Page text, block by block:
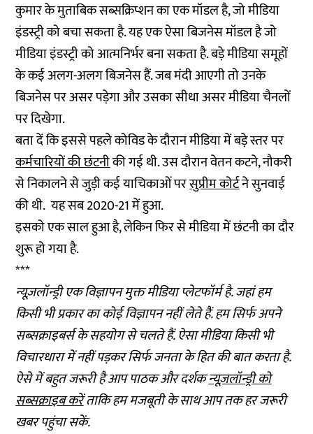
कुमार के मुताबिक सब्सक्रिप्शन का एक मॉडल है, जो मीडिया
इंडस्ट्री को बचा सकता है. यह एक ऐसा बिजनेस मॉडल है जो
मीडिया इंडस्ट्री को आत्मनिर्भर बना सकता है. बड़े मीडिया समूहों
के कई अलग-अलग बिजनेस हैं. जब मंदी आएगी तो उनके
बिजनेस पर असर पड़ेगा और उसका सीधा असर मीडिया चैनलों
पर दिखेगा.
बता दें कि इससे पहले कोविड के दौरान मीडिया में बड़े स्तर पर
कर्मचारियों की छंटनीकी गई थी. उस दौरान वेतन कटने, नौकरी
से निकालने से जुड़ी कई याचिकाओं परसुप्रीम कोर्टने सुनवाई
की थी. यह सब 2020-21 में हुआ.
इसको एक साल हुआ है, लेकिन फिर से मीडिया में छंटनी का दौर
शुरू हो गया है.
***
न्यूज़लॉन्ड्री एक विज्ञापन मुक्त मीडिया प्लेटफॉर्म है. जहां हम
किसी भी प्रकार का कोई विज्ञापन नहीं लेते हैं. हम सिर्फ अपने
सब्सक्राइबर्स के सहयोग से चलते हैं. ऐसा मीडिया किसी भी
विचारधारा में नहीं पड़कर सिर्फ जनता के हित की बात करता है.
ऐसे में बहुत जरूरी है आप पाठक और दर्शकन्यूज़लॉन्ड्री को
सब्सक्राइब करेंताकि हम मजबूती के साथ आप तक हर जरूरी
खबर पहुंचा सकें.